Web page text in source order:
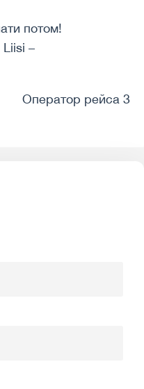
потом!
Liisi –
Оператор рейса 3